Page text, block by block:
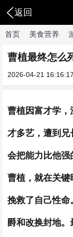
返回
首页 美食营养
曹植最终怎么
2026-04-21 16:16:17
曹植因富才学，
才多艺，遭到
会把能力比他强
曹植，就在关键
挽救了自己性
爵和改换封地。